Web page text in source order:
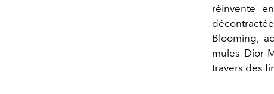
réinvente
Blooming,
mules Dior
travers des